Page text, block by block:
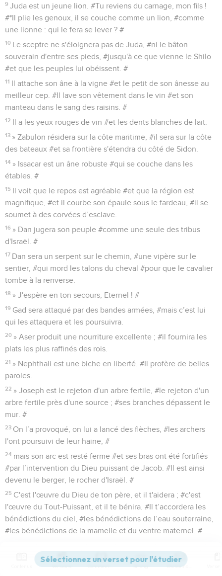
9 Juda est un jeune lion. #Tu reviens du carnage, mon fils !
#*Il plie les genoux, il se couche comme un lion, #comme
une lionne : qui le fera se lever ? #
10 Le sceptre ne s'éloignera pas de Juda, #ni le bâton
souverain d'entre ses pieds, #jusqu'à ce que vienne le Shilo
#et que les peuples lui obéissent. #
11 Il attache son âne à la vigne #et le petit de son ânesse au
meilleur cep. #Il lave son vêtement dans le vin #et son
manteau dans le sang des raisins. #
12 Il a les yeux rouges de vin #et les dents blanches de lait.
13 » Zabulon résidera sur la côte maritime, #il sera sur la côte
des bateaux #et sa frontière s'étendra du côté de Sidon.
14 » Issacar est un âne robuste #qui se couche dans les
étables. #
15 Il voit que le repos est agréable #et que la région est
magnifique, #et il courbe son épaule sous le fardeau, #il se
soumet à des corvées d’esclave.
16 » Dan jugera son peuple #comme une seule des tribus
d'Israël. #
17 Dan sera un serpent sur le chemin, #une vipère sur le
sentier, #qui mord les talons du cheval #pour que le cavalier
tombe à la renverse.
18 » J'espère en ton secours, Eternel ! #
19 Gad sera attaqué par des bandes armées, #mais c’est lui
qui les attaquera et les poursuivra.
20 » Aser produit une nourriture excellente ; #il fournira les
plats les plus raffinés des rois.
21 » Nephthali est une biche en liberté. #Il profère de belles
paroles.
22 » Joseph est le rejeton d'un arbre fertile, #le rejeton d'un
arbre fertile près d'une source ; #ses branches dépassent le
mur. #
23 On l’a provoqué, on lui a lancé des flèches, #les archers
l'ont poursuivi de leur haine, #
24 mais son arc est resté ferme #et ses bras ont été fortifiés
#par l’intervention du Dieu puissant de Jacob. #Il est ainsi
devenu le berger, le rocher d'Israël. #
25 C'est l'œuvre du Dieu de ton père, et il t'aidera ; #c'est
l'œuvre du Tout-Puissant, et il te bénira. #Il t’accordera les
bénédictions du ciel, #les bénédictions de l’eau souterraine,
#les bénédictions de la mamelle et du ventre maternel. #
ancêtres, #elles vont jusqu’aux limites des anciennes
collines. #Qu'elles reposent sur la tête de Joseph, #sur le
Versions Commentaires Strong